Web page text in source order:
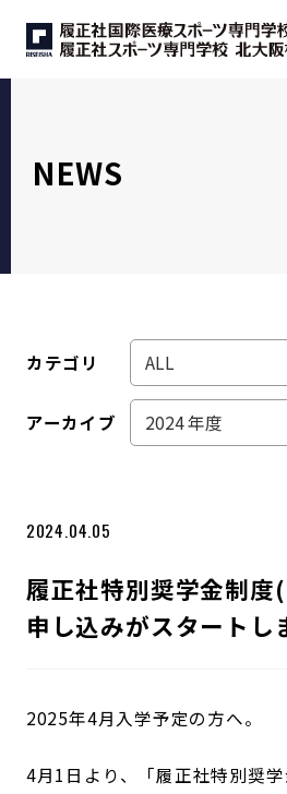
NEWS
カテゴリ
アーカイブ
2024.04.05
履正社特別奨学金制度
申し込みがスタートし
2025年4月入学予定の方へ。
4月1日より、「履正社特別奨